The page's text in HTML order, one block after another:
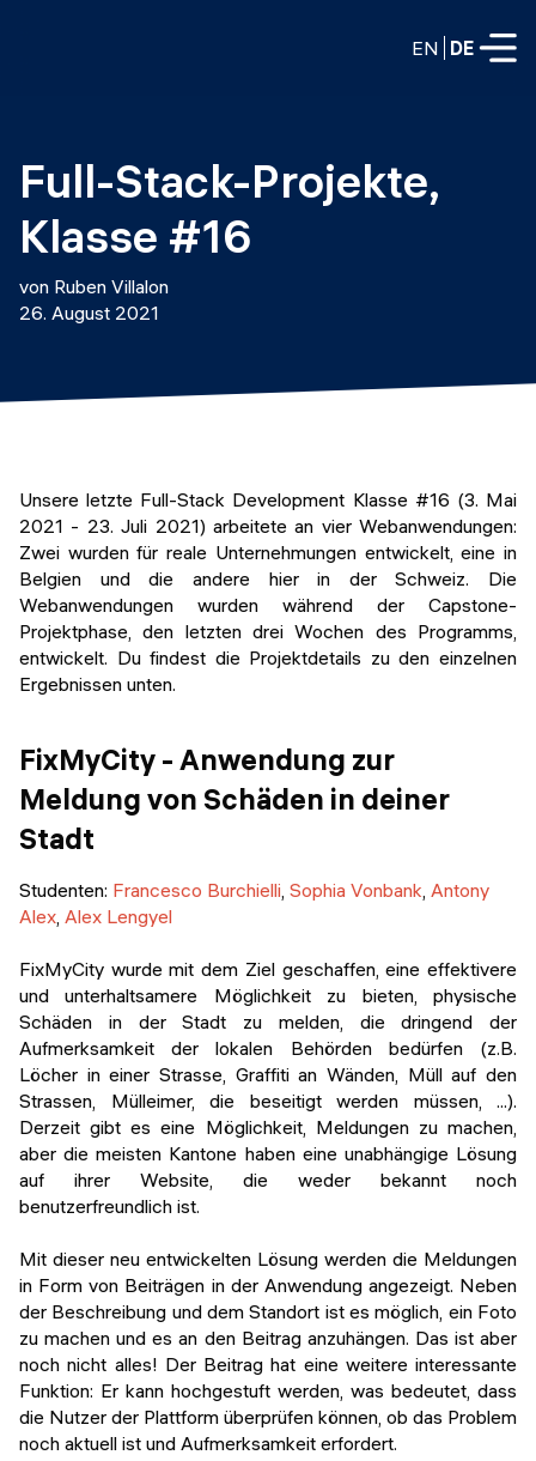
EN DE
VOLLZEITPROGRAMME
Data Science
Web-Entwicklung und KI
TEILZEITROGRAMME
DevOps
LLMOps
KURZKURSE
Generative KI meistern
Python Programmierung
Data Science Einführungskurs
Web-Entwicklung Einführungskurs
Python & Ops Einführungskurs
Weiterbildung / Schulung
Consulting
Labs
Wer wir sind
Partner
Veranstaltungen
Abschlussprojekte
Alumni Geschichten
Full-Stack-Projekte,
Klasse #16
von Ruben Villalon
26. August 2021
Unsere letzte Full-Stack Development Klasse #16 (3. Mai
2021 - 23. Juli 2021) arbeitete an vier Webanwendungen:
Zwei wurden für reale Unternehmungen entwickelt, eine in
Belgien und die andere hier in der Schweiz. Die
Webanwendungen wurden während der Capstone-
Projektphase, den letzten drei Wochen des Programms,
entwickelt. Du findest die Projektdetails zu den einzelnen
Ergebnissen unten.
FixMyCity - Anwendung zur
Meldung von Schäden in deiner
Stadt
Studenten: Francesco Burchielli Sophia Vonbank Antony
Alex Alex Lengyel
FixMyCity wurde mit dem Ziel geschaffen, eine effektivere
und unterhaltsamere Möglichkeit zu bieten, physische
Schäden in der Stadt zu melden, die dringend der
Aufmerksamkeit der lokalen Behörden bedürfen (z.B.
Löcher in einer Strasse, Graffiti an Wänden, Müll auf den
Strassen, Mülleimer, die beseitigt werden müssen, ...).
Derzeit gibt es eine Möglichkeit, Meldungen zu machen,
aber die meisten Kantone haben eine unabhängige Lösung
auf ihrer Website, die weder bekannt noch
benutzerfreundlich ist.
Mit dieser neu entwickelten Lösung werden die Meldungen
in Form von Beiträgen in der Anwendung angezeigt. Neben
der Beschreibung und dem Standort ist es möglich, ein Foto
zu machen und es an den Beitrag anzuhängen. Das ist aber
noch nicht alles! Der Beitrag hat eine weitere interessante
Funktion: Er kann hochgestuft werden, was bedeutet, dass
die Nutzer der Plattform überprüfen können, ob das Problem
noch aktuell ist und Aufmerksamkeit erfordert.